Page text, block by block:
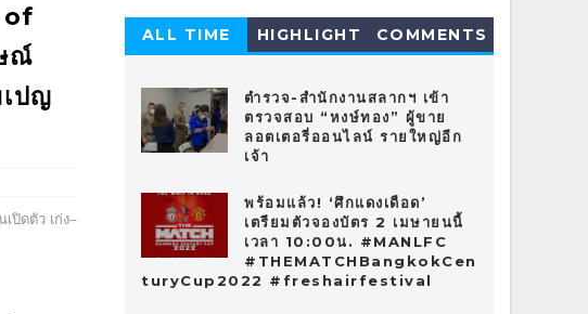
of
ณ์
ปญ
ปิดตัว เก่ง–
ALL TIME
HIGHLIGHT COMMENTS
ตำรวจ-สำนักงานสลากฯ เข้า
ตรวจสอบ “หงษ์ทอง” ผู้ขาย
ลอตเตอรี่ออนไลน์ รายใหญ่อีก
เจ้า
พร้อมแล้ว! ‘ศึกแดงเดือด’
เตรียมตัวจองบัตร 2 เมษายนนี้
เวลา 10:00น. #MANLFC
#THEMATCHBangkokCen
turyCup2022 #freshairfestival